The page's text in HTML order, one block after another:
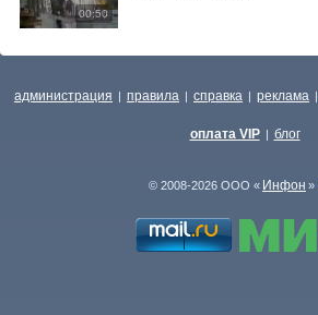
00:50
администрация | правила | справка | реклама |
оплата VIP | блог
© 2008-2026 ООО « Инфон »